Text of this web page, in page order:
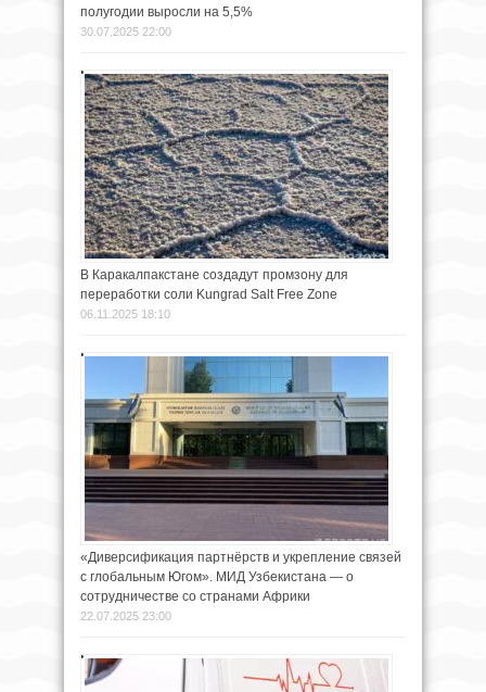
полугодии выросли на 5,5%
30.07.2025 22:00
В Каракалпакстане создадут промзону для
переработки соли Kungrad Salt Free Zone
06.11.2025 18:10
«Диверсификация партнёрств и укрепление связей
с глобальным Югом». МИД Узбекистана — о
сотрудничестве со странами Африки
22.07.2025 23:00